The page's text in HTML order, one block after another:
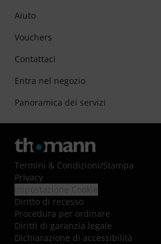
Aiuto
Vouchers
Contattaci
Entra nel negozio
Panoramica dei servizi
Termini & Condizioni/Stampa
Privacy
Diritto di recesso
Procedura per ordinare
Diritti di garanzia legale
Dichiarazione di accessibilità